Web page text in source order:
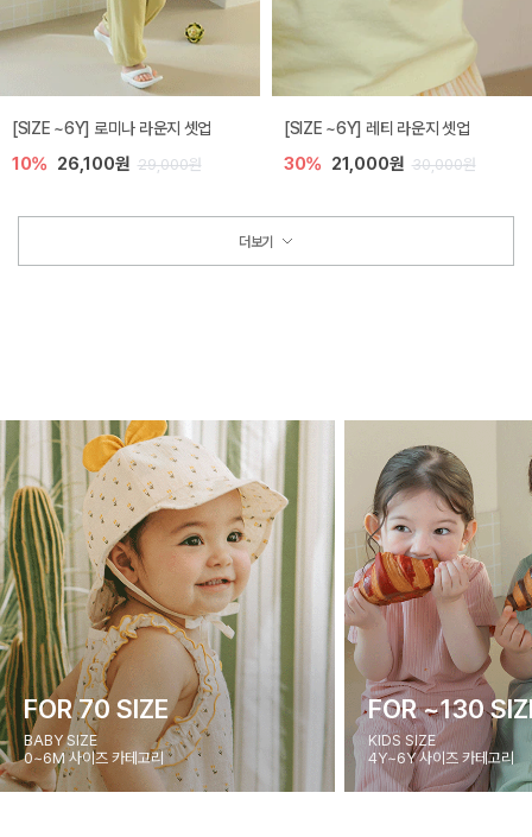
[SIZE ~6Y] 로미나 라운지 셋업
10% 26,100원 29,000원
[SIZE ~6Y] 레티 라운지 셋업
30% 21,000원 30,000원
더보기
FOR 70 SIZE
BABY SIZE
0~6M 사이즈 카테고리
FOR ~130
KIDS SIZE
4Y~6Y 사이즈 카테고리